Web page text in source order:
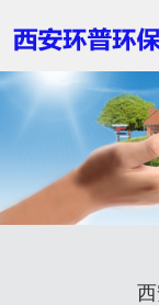
首页 关于我们